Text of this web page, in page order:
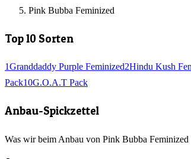
Pink Bubba Feminized
Top 10 Sorten
1Granddaddy Purple Feminized2Hindu Kush
Pack10G.O.A.T Pack
Anbau-Spickzettel
Was wir beim Anbau von Pink Bubba Feminized